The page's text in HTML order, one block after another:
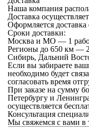
Наша компания
Доставка
Оформляется
Сроки доставки:
Москва и МО — 1
Регионы до 650 км —
Сибирь, Дальний
Если вы забираете
необходимо будет
согласовать время
При заказе на сумму
Петербургу и
осуществляется
Консультация
Мы свяжемся с вами в